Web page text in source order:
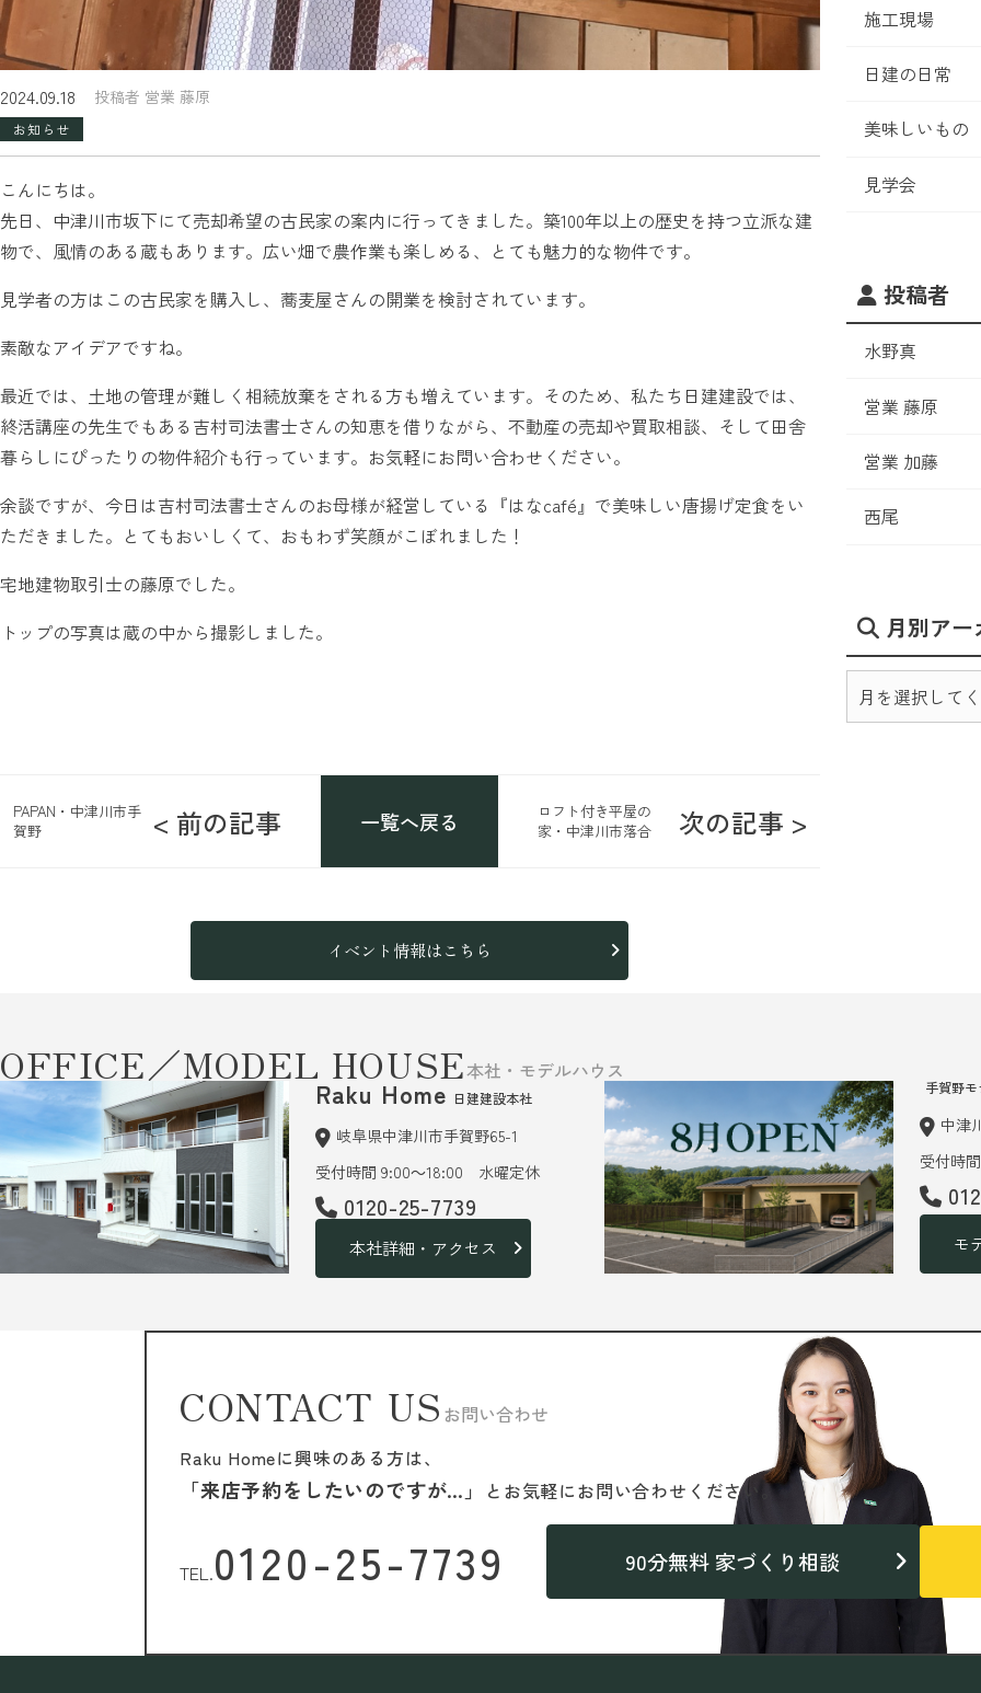
2024.09.18 投稿者 営業 藤原
お知らせ
こんにちは。
先日、中津川市坂下にて売却希望の古民家の案内に行ってきました。築100年以上の歴史を持つ立派な建
物で、風情のある蔵もあります。広い畑で農作業も楽しめる、とても魅力的な物件です。
見学者の方はこの古民家を購入し、蕎麦屋さんの開業を検討されています。
素敵なアイデアですね。
最近では、土地の管理が難しく相続放棄をされる方も増えています。そのため、私たち日建建設では、
終活講座の先生でもある吉村司法書士さんの知恵を借りながら、不動産の売却や買取相談、そして田舎
暮らしにぴったりの物件紹介も行っています。お気軽にお問い合わせください。
余談ですが、今日は吉村司法書士さんのお母様が経営している『はなcafé』で美味しい唐揚げ定食をい
ただきました。とてもおいしくて、おもわず笑顔がこぼれました！
宅地建物取引士の藤原でした。
トップの写真は蔵の中から撮影しました。
< 前の記事
PAPAN・中津川市手
賀野
一覧へ戻る
ロフト付き平屋の
家・中津川市落合
次の記事 >
イベント情報はこちら
施工現場
日建の日常
美味しいもの
見学会
投稿者
水野真
営業 藤原
営業 加藤
西尾
月別アー
OFFICE／MODEL HOUSE本社・モデルハウス
Raku Home 日建建設本社
岐阜県中津川市手賀野65-1
受付時間 9:00～18:00 水曜定休
0120-25-7739
本社詳細・アクセス
手賀野
中津
受付時
モ
CONTACT US お問い合わせ
Raku Homeに興味のある方は、
「来店予約をしたいのですが…」 と お気軽にお問い合わせください。
TEL.0120-25-7739 90分無料 家づくり相談